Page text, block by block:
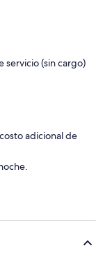
servicio (sin cargo)
adicional de